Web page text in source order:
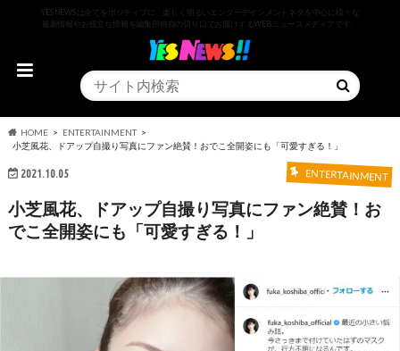
YESNEWSは全てをポジティブに、楽しく明るいエンターテインメントネタを中心に様々な
最新情報やお役立ち情報を編集部独自の切り口でお届けするWEBニュースメディアです。
HOME
ENTERTAINMENT
小芝風花、ドアップ自撮り写真にファン絶賛！おでこ全開姿にも「可愛すぎる！」
2021.10.05 ENTERTAINMENT
小芝風花、ドアップ自撮り写真にファン絶賛！お
でこ全開姿にも「可愛すぎる！」